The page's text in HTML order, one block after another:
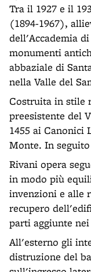
Tra il 1927 e il
(1894-1967),
dell'Accademia
monumenti
abbaziale di
nella Valle del
Costruita in stile
preesistente del
1455 ai Canonici
Monte. In
Rivani opera
in modo più
invenzioni e alle
recupero
parti aggiunte
All'esterno gli
distruzione del